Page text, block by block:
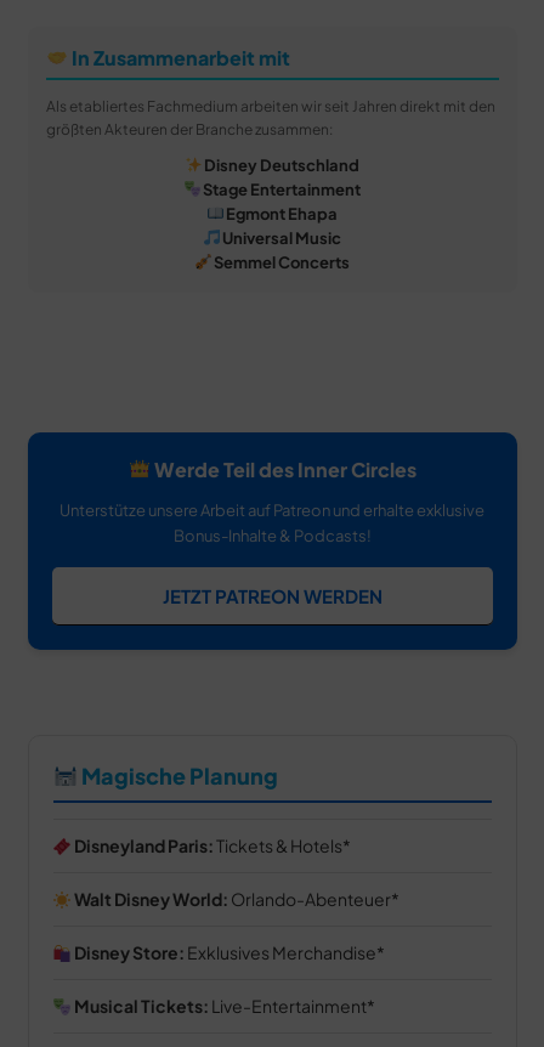
In Zusammenarbeit mit
Als etabliertes Fachmedium arbeiten wir seit Jahren direkt mit den
größten Akteuren der Branche zusammen:
Disney Deutschland
Stage Entertainment
Egmont Ehapa
Universal Music
Semmel Concerts
Werde Teil des Inner Circles
Unterstütze unsere Arbeit auf Patreon und erhalte exklusive
Bonus-Inhalte & Podcasts!
JETZT PATREON WERDEN
Magische Planung
Disneyland Paris:Tickets & Hotels
Walt Disney World: Orlando-Abenteuer
Disney Store: Exklusives Merchandise
Musical Tickets: Live-Entertainment